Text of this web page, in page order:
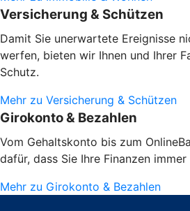
Versicherung & Schützen
Damit Sie unerwartete Ereignisse
werfen, bieten wir Ihnen und Ihrer
Schutz.
Mehr zu Versicherung & Schützen
Girokonto & Bezahlen
Vom Gehaltskonto bis zum
dafür, dass Sie Ihre Finanzen
Mehr zu Girokonto & Bezahlen